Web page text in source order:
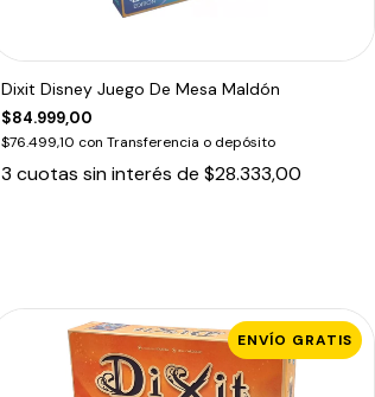
Dixit Disney Juego De Mesa Maldón
$84.999,00
$76.499,10 con Transferencia o depósito
3 cuotas sin interés de$28.333,00
ENVÍO GRATIS